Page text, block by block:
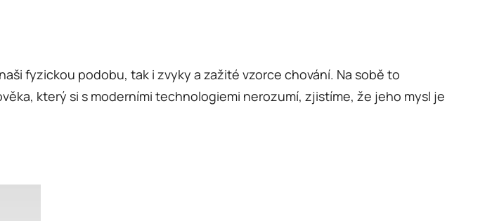
fyzickou podobu, tak i zvyky a zažité vzorce chování. Na sobě to
který si s moderními technologiemi nerozumí, zjistíme, že jeho mysl je